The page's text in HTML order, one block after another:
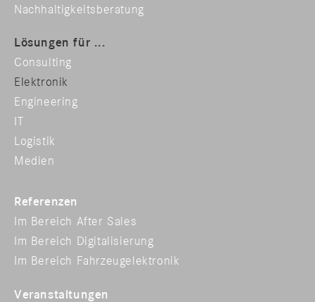
Nachhaltigkeitsberatung
Lösungen für ...
Consulting
Elektronik
Engineering
IT
Logistik
Medien
Referenzen
Im Bereich After Sales
Im Bereich Digitalisierung
Im Bereich Fahrzeugelektronik
Veranstaltungen